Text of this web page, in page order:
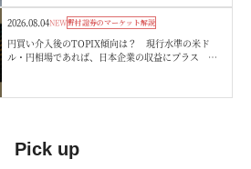
2026.08.04NEW野村證券のマーケット解説
円買い介入後のTOPIX傾向は？ 現行水準の米ド
ル・円相場であれば、日本企業の収益にプラス 野
Pick up